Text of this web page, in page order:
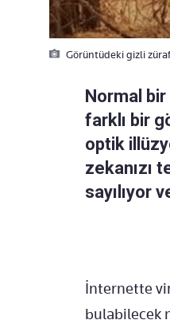
Görüntüdeki gizli
Normal bir
farklı bir
optik
zekanızı
sayılıyor
İnternette
bulabilecek